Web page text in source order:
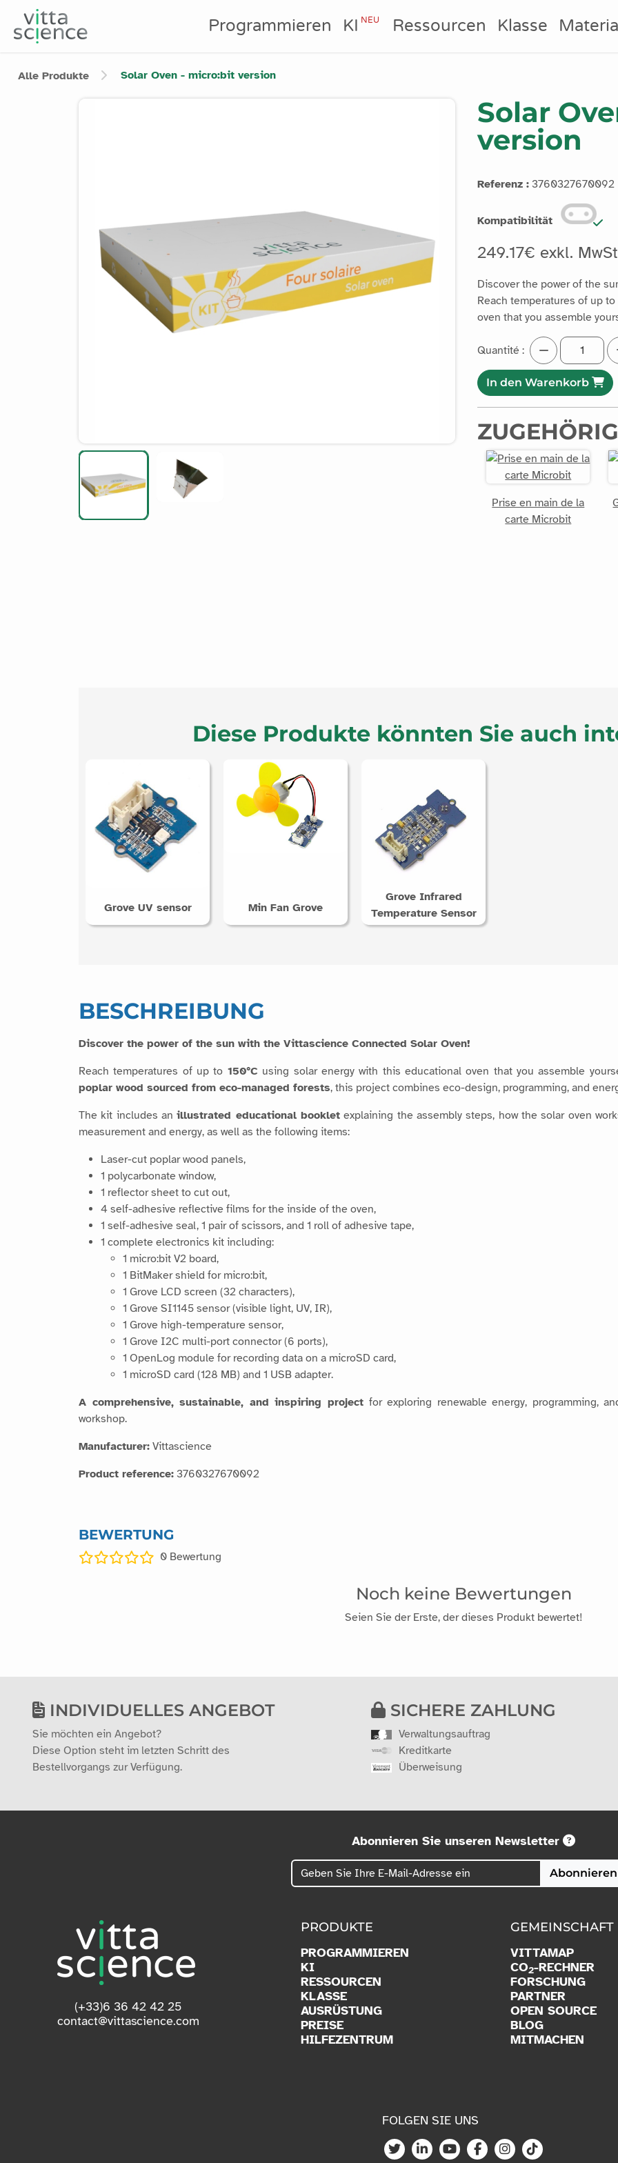
Programmieren KINEU Ressourcen Klasse
Alle Produkte Solar Oven - micro:bit version
Solar
version
Referenz : 3760327670092
Kompatibilität
249.17€ exkl.
Discover the power of the
Reach temperatures of up
oven that you assemble
Quantité :
In den Warenkorb
Prise en main de la
carte Microbit
Diese Produkte könnten Sie auch
Grove UV sensor Min Fan Grove
Grove Infrared
Temperature Sensor
BESCHREIBUNG
Discover the power of the sun with the Vittascience Connected Solar Oven!
Reach temperatures of up to 150°C using solar energy with this educational oven that you assemble
poplar wood sourced from eco-managed forests, this project combines eco-design, programming, and
The kit includes anillustrated educational booklet explaining the assembly steps, how the solar oven
measurement and energy, as well as the following items:
Laser-cut poplar wood panels,
1 polycarbonate window,
1 reflector sheet to cut out,
4 self-adhesive reflective films for the inside of the oven,
1 self-adhesive seal, 1 pair of scissors, and 1 roll of adhesive tape,
1 complete electronics kit including:
1 micro:bit V2 board,
1 BitMaker shield for micro:bit,
1 Grove LCD screen (32 characters),
1 Grove SI1145 sensor (visible light, UV, IR),
1 Grove high-temperature sensor,
1 Grove I2C multi-port connector (6 ports),
1 OpenLog module for recording data on a microSD card,
1 microSD card (128 MB) and 1 USB adapter.
A comprehensive, sustainable, and inspiring projectfor exploring renewable energy, programming,
workshop.
Manufacturer: Vittascience
Product reference: 3760327670092
BEWERTUNG
0 Bewertung
Noch keine Bewertungen
Seien Sie der Erste, der dieses Produkt bewertet!
INDIVIDUELLES ANGEBOT
Sie möchten ein Angebot?
Diese Option steht im letzten Schritt des
Bestellvorgangs zur Verfügung.
SICHERE ZAHLUNG
Verwaltungsauftrag
Kreditkarte
Überweisung
Abonnieren Sie unseren Newsletter
Abonnieren
(+33)6 36 42 42 25
contact@vittascience.com
PRODUKTE
PROGRAMMIEREN
KI
RESSOURCEN
KLASSE
AUSRÜSTUNG
PREISE
HILFEZENTRUM
GEMEINSCHAFT
VITTAMAP
CO2-RECHNER
FORSCHUNG
PARTNER
OPEN SOURCE
BLOG
MITMACHEN
FOLGEN SIE UNS